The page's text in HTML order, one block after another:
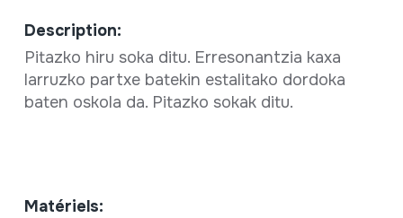
Description:
Pitazko hiru soka ditu. Erresonantzia kaxa
larruzko partxe batekin estalitako dordoka
baten oskola da. Pitazko sokak ditu.
Matériels: